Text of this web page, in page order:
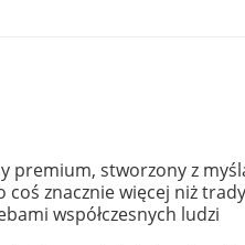
stworzony z
znacznie więcej niż
współczesnych ludzi